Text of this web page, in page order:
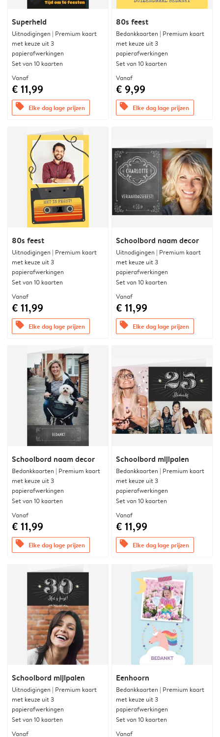
Superheld
Uitnodigingen | Premium kaart
met keuze uit 3
papierafwerkingen
Set van 10 kaarten
Vanaf
€ 11,99
offers Elke dag lage prijzen
80s feest
Bedankkaarten | Premium kaart
met keuze uit 3
papierafwerkingen
Set van 10 kaarten
Vanaf
€ 9,99
offers Elke dag lage prijzen
80s feest
Uitnodigingen | Premium kaart
met keuze uit 3
papierafwerkingen
Set van 10 kaarten
Vanaf
€ 11,99
offers Elke dag lage prijzen
Schoolbord naam decor
Uitnodigingen | Premium kaart
met keuze uit 3
papierafwerkingen
Set van 10 kaarten
Vanaf
€ 11,99
offers Elke dag lage prijzen
Schoolbord naam decor
Bedankkaarten | Premium kaart
met keuze uit 3
papierafwerkingen
Set van 10 kaarten
Vanaf
€ 11,99
offers Elke dag lage prijzen
Schoolbord mijlpalen
Bedankkaarten | Premium kaart
met keuze uit 3
papierafwerkingen
Set van 10 kaarten
Vanaf
€ 11,99
offers Elke dag lage prijzen
Schoolbord mijlpalen
Uitnodigingen | Premium kaart
met keuze uit 3
papierafwerkingen
Set van 10 kaarten
Vanaf
Eenhoorn
Bedankkaarten | Premium kaart
met keuze uit 3
papierafwerkingen
Set van 10 kaarten
Vanaf